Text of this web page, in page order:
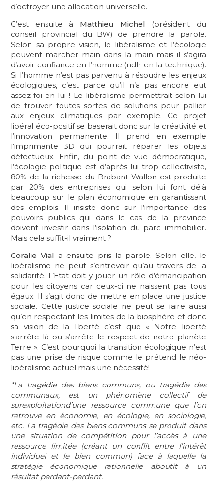
d’octroyer une allocation universelle.
C’est ensuite à Matthieu Michel (président du
conseil provincial du BW) de prendre la parole.
Selon sa propre vision, le libéralisme et l’écologie
peuvent marcher main dans la main mais il s’agira
d’avoir confiance en l’homme (ndlr en la technique).
Si l’homme n’est pas parvenu à résoudre les enjeux
écologiques, c’est parce qu’il n’a pas encore eut
assez foi en lui ! Le libéralisme permettrait selon lui
de trouver toutes sortes de solutions pour pallier
aux enjeux climatiques par exemple. Ce projet
libéral éco-positif se baserait donc sur la créativité et
l’innovation permanente. Il prend en exemple
l’imprimante 3D qui pourrait réparer les objets
défectueux. Enfin, du point de vue démocratique,
l’écologie politique est d’après lui trop collectiviste,
80% de la richesse du Brabant Wallon est produite
par 20% des entreprises qui selon lui font déjà
beaucoup sur le plan économique en garantissant
des emplois. Il insiste donc sur l’importance des
pouvoirs publics qui dans le cas de la province
doivent investir dans l’isolation du parc immobilier.
Mais cela suffit-il vraiment ?
Coralie Vial a ensuite pris la parole. Selon elle, le
libéralisme ne peut s’entrevoir qu’au travers de la
solidarité. L’Etat doit y jouer un rôle d’émancipation
pour les citoyens car ceux-ci ne naissent pas tous
égaux. Il s’agit donc de mettre en place une justice
sociale. Cette justice sociale ne peut se faire aussi
qu’en respectant les limites de la biosphère et donc
sa vision de la liberté c’est que « Notre liberté
s’arrête là ou s’arrête le respect de notre planète
Terre ». C’est pourquoi la transition écologique n’est
pas une prise de risque comme le prétend le néo-
libéralisme actuel mais une nécessité!
*La tragédie des biens communs, ou tragédie des
communaux, est un phénomène collectif de
surexploitationd’une ressource commune que l’on
retrouve en économie, en écologie, en sociologie,
etc. La tragédie des biens communs se produit dans
une situation de compétition pour l’accès à une
ressource limitée (créant un conflit entre l’intérêt
individuel et le bien commun) face à laquelle la
stratégie économique rationnelle aboutit à un
résultat perdant-perdant.